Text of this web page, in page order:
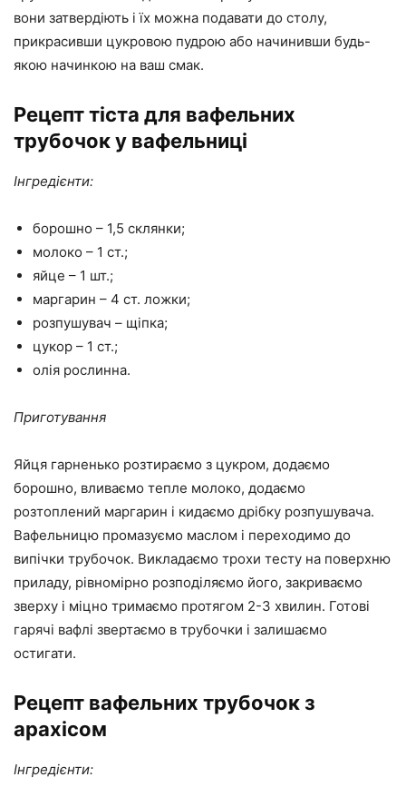
вони затвердіють і їх можна подавати до столу,
прикрасивши цукровою пудрою або начинивши будь-
якою начинкою на ваш смак.
Рецепт тіста для вафельних
трубочок у вафельниці
Інгредієнти:
борошно – 1,5 склянки;
молоко – 1 ст.;
яйце – 1 шт.;
маргарин – 4 ст. ложки;
розпушувач – щіпка;
цукор – 1 ст.;
олія рослинна.
Приготування
Яйця гарненько розтираємо з цукром, додаємо
борошно, вливаємо тепле молоко, додаємо
розтоплений маргарин і кидаємо дрібку розпушувача.
Вафельницю промазуємо маслом і переходимо до
випічки трубочок. Викладаємо трохи тесту на поверхню
приладу, рівномірно розподіляємо його, закриваємо
зверху і міцно тримаємо протягом 2-3 хвилин. Готові
гарячі вафлі звертаємо в трубочки і залишаємо
остигати.
Рецепт вафельних трубочок з
арахісом
Інгредієнти: